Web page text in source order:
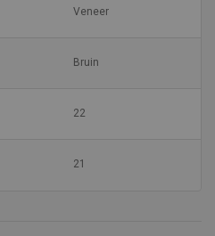
Veneer
Bruin
22
21